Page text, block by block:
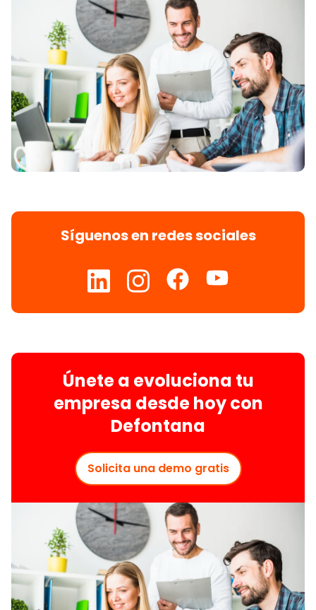
Síguenos en redes sociales
Únete a evoluciona tu
empresa desde hoy con
Defontana
Solicita una demo gratis